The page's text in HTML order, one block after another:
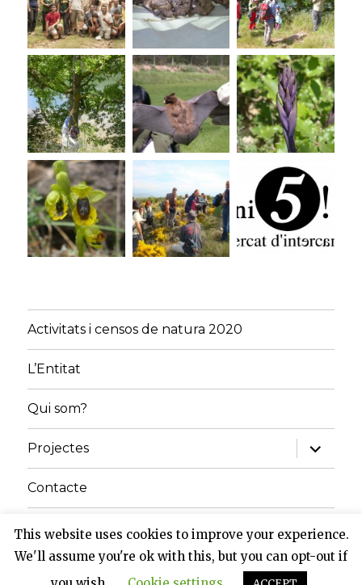
Activitats i censos de natura 2020
L’Entitat
Qui som?
Projectes
amplia
el
menú
Contacte
Inici
Grup de Natura del Solsonès Gràcies al WordPress
This website uses cookies to improve your experience.
We'll assume you're ok with this, but you can opt-out if